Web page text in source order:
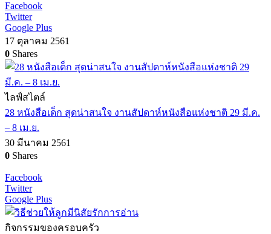
Facebook
Twitter
Google Plus
17 ตุลาคม 2561
0 Shares
ไลฟ์สไตล์
28 หนังสือเด็ก สุดน่าสนใจ งานสัปดาห์หนังสือแห่งชาติ 29 มี.ค.
– 8 เม.ย.
30 มีนาคม 2561
0 Shares
Facebook
Twitter
Google Plus
กิจกรรมของครอบครัว